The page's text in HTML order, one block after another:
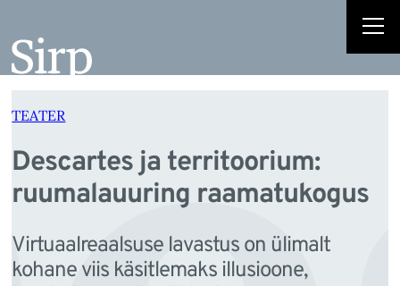
juurde
TEATER
Descartes ja territoorium:
ruumalauuring raamatukogus
Virtuaalreaalsuse lavastus on ülimalt
kohane viis käsitlemaks illusioone,